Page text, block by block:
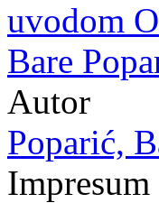
uvodom
Bare
Autor
Poparić,
Impresum